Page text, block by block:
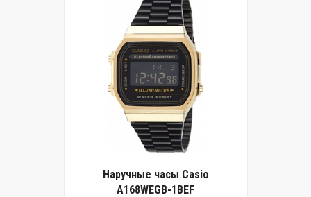
Наручные часы Casio
A168WEGB-1BEF